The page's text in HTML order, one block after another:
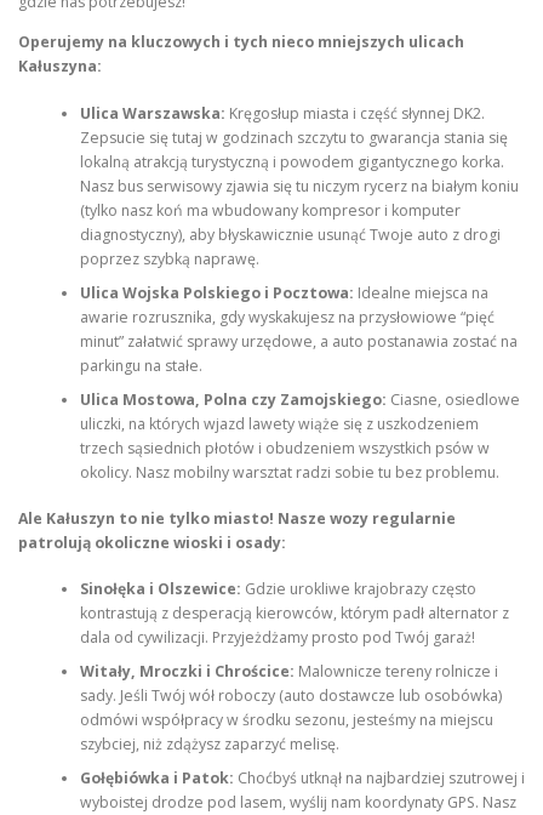
Operujemy na kluczowych i tych nieco mniejszych ulicach
Kałuszyna:
Ulica Warszawska: Kręgosłup miasta i część słynnej DK2.
Zepsucie się tutaj w godzinach szczytu to gwarancja stania się
lokalną atrakcją turystyczną i powodem gigantycznego korka.
Nasz bus serwisowy zjawia się tu niczym rycerz na białym koniu
(tylko nasz koń ma wbudowany kompresor i komputer
diagnostyczny), aby błyskawicznie usunąć Twoje auto z drogi
poprzez szybką naprawę.
Ulica Wojska Polskiego i Pocztowa: Idealne miejsca na
awarie rozrusznika, gdy wyskakujesz na przysłowiowe “pięć
minut” załatwić sprawy urzędowe, a auto postanawia zostać na
parkingu na stałe.
Ulica Mostowa, Polna czy Zamojskiego: Ciasne, osiedlowe
uliczki, na których wjazd lawety wiąże się z uszkodzeniem
trzech sąsiednich płotów i obudzeniem wszystkich psów w
okolicy. Nasz mobilny warsztat radzi sobie tu bez problemu.
Ale Kałuszyn to nie tylko miasto! Nasze wozy regularnie
patrolują okoliczne wioski i osady:
Sinołęka i Olszewice: Gdzie urokliwe krajobrazy często
kontrastują z desperacją kierowców, którym padł alternator z
dala od cywilizacji. Przyjeżdżamy prosto pod Twój garaż!
Witały, Mroczki i Chrościce: Malownicze tereny rolnicze i
sady. Jeśli Twój wół roboczy (auto dostawcze lub osobówka)
odmówi współpracy w środku sezonu, jesteśmy na miejscu
szybciej, niż zdążysz zaparzyć melisę.
Gołębiówka i Patok: Choćbyś utknął na najbardziej szutrowej i
wyboistej drodze pod lasem, wyślij nam koordynaty GPS. Nasz